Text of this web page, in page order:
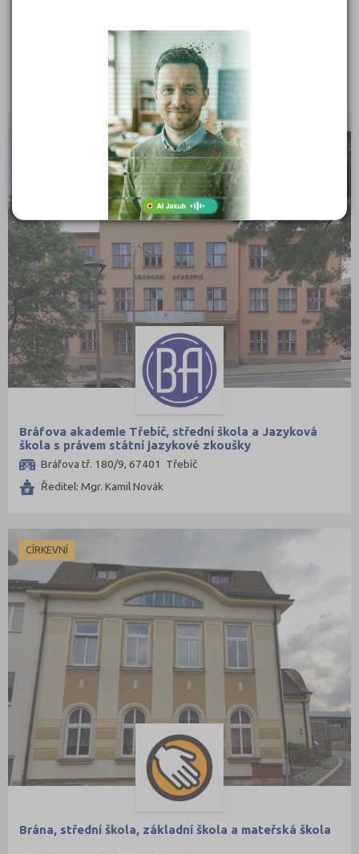
Boleslavská soukromá střední odborná škola a
Viničná 463/17, 29301 Mladá Boleslav III
Ředitel: Mgr. Eva Folprechtová, MBA
Bráfova akademie Třebíč, střední škola a Jazyková
škola s právem státní jazykové zkoušky
Bráfova tř. 180/9, 67401 Třebíč
Ředitel: Mgr. Kamil Novák
CÍRKEVNÍ
Brána, střední škola, základní škola a mateřská škola